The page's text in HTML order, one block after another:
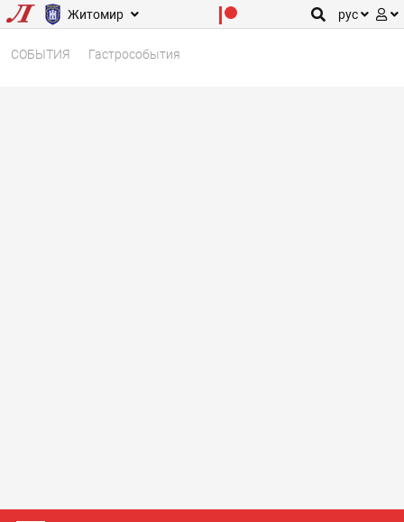
Житомир рус
СОБЫТИЯ Гастрособытия